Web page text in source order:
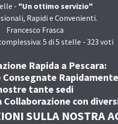
- "Un ottimo servizio"
Rapidi e Convenienti.
Francesco Frasca
5 di 5 stelle - 323 voti
Rapida a Pescara:
tante sedi
Collaborazione con
SULLA NOSTRA